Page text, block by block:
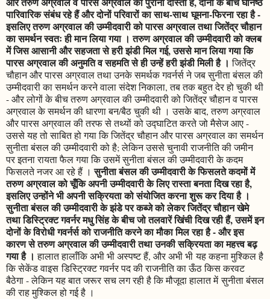
पारिवारिक संबंध रहे हैं और दोनों परिवारों का साथ-साथ घूमना-फिरना रहा है -
इसलिए तरुण अग्रवाल की उम्मीदवारी को पारस अग्रवाल तथा जितेंद्र चौहान
का समर्थन स्वतः ही मान लिया गया । तरुण अग्रवाल की उम्मीदवारी को क्लब
में जिस आसानी और सहजता से हरी झंडी मिल गई, उससे मान लिया गया कि
पारस अग्रवाल की अनुमति व सहमति से ही उन्हें हरी झंडी मिली है । जितेंद्र
चौहान और पारस अग्रवाल तथा उनके समर्थक गवर्नर्स ने जब सुनीता बंसल की
उम्मीदवारी का समर्थन करने वाला संदेश निकाला, तब तक बहुत देर हो चुकी थी
- और लोगों के बीच तरुण अग्रवाल की उम्मीदवारी को जितेंद्र चौहान व पारस
अग्रवाल के समर्थन की धारणा बन/बैठ चुकी थी । उसके बाद, तरुण अग्रवाल
और पारस अग्रवाल की तरफ से तथ्यों को उद्घाटित करते जो मैसेज आए -
उससे यह तो साबित हो गया कि जितेंद्र चौहान और पारस अग्रवाल का समर्थन
सुनीता बंसल की उम्मीदवारी को है; लेकिन उससे चुनावी राजनीति की जमीन
पर इतना रायता फैल गया कि उसमें सुनीता बंसल की उम्मीदवारी के कदम
फिसलते नजर आ रहे हैं ।सुनीता बंसल की उम्मीदवारी के फिसलते कदमों में
तरुण अग्रवाल को चूँकि अपनी उम्मीदवारी के लिए रास्ता बनता दिख रहा है,
इसलिए उन्होंने भी अपनी सक्रियता को संयोजित करना शुरू कर दिया है ।
सुनीता बंसल की उम्मीदवारी के झंडे पर कब्जे को लेकर जितेंद्र चौहान खेमे
तथा डिस्ट्रिक्ट गवर्नर मधु सिंह के बीच जो तलवारें खिंची दिख रही हैं, उसमें इन
दोनों के विरोधी गवर्नर्स को राजनीति करने का मौका मिल रहा है - और इस
कारण से तरुण अग्रवाल की उम्मीदवारी तथा उनकी सक्रियता का महत्त्व बढ़
गया है । हालात हालाँकि अभी भी अस्पष्ट हैं, और अभी भी यह कहना मुश्किल है
कि सेकेंड वाइस डिस्ट्रिक्ट गवर्नर पद की राजनीति का ऊँठ किस करवट
बैठेगा - लेकिन यह बात जरूर सच लग रही है कि मौजूदा हालात में सुनीता बंसल
की राह मुश्किल हो गई है ।